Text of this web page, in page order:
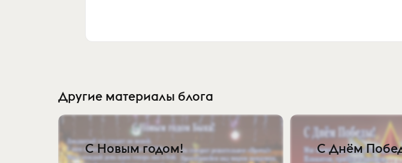
Другие материалы блога
С Новым годом! С Днём